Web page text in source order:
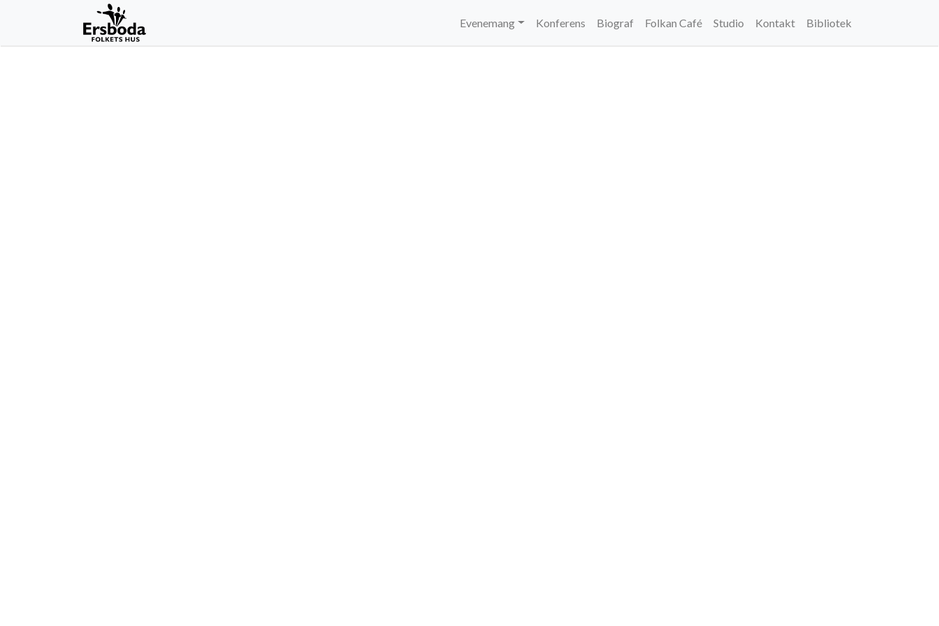
Evenemang Konferens Biograf Folkan Café Studio Kontakt Bibliotek